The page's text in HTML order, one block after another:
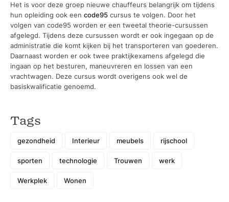
Het is voor deze groep nieuwe chauffeurs belangrijk om tijdens
hun opleiding ook een code95 cursus te volgen. Door het
volgen van code95 worden er een tweetal theorie-cursussen
afgelegd. Tijdens deze cursussen wordt er ook ingegaan op de
administratie die komt kijken bij het transporteren van goederen.
Daarnaast worden er ook twee praktijkexamens afgelegd die
ingaan op het besturen, maneuvreren en lossen van een
vrachtwagen. Deze cursus wordt overigens ook wel de
basiskwalificatie genoemd.
Tags
gezondheid Interieur meubels rijschool
sporten technologie Trouwen werk
Werkplek Wonen